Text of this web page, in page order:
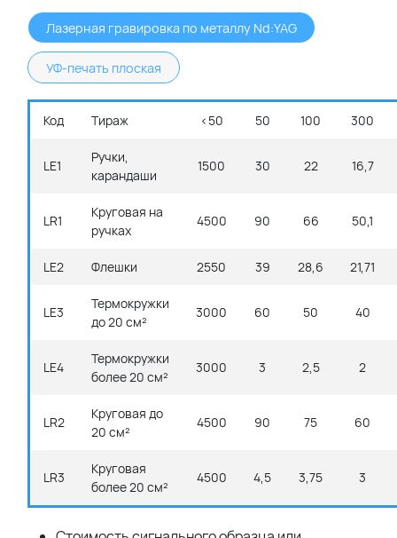
Лазерная гравировка по металлу Nd:YAG
УФ-печать плоская
Код Тираж <50 50 100 300
LE1
Ручки,
карандаши
1500 30 22 16,7
LR1
Круговая на
ручках
4500 90 66 50,1
LE2 Флешки 2550 39 28,6 21,71
LE3
Термокружки
до 20 см²
3000 60 50 40
LE4
Термокружки
более 20 см²
3000 3 2,5 2
LR2
Круговая до
20 см²
4500 90 75 60
LR3
Круговая
более 20 см²
4500 4,5 3,75 3